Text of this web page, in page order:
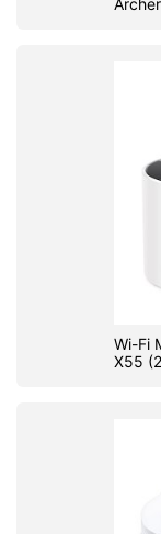
Wi-Fi
X55